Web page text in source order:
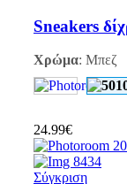
Sneakers
Χρώμα: Μπεζ
24.99€
Σύγκριση